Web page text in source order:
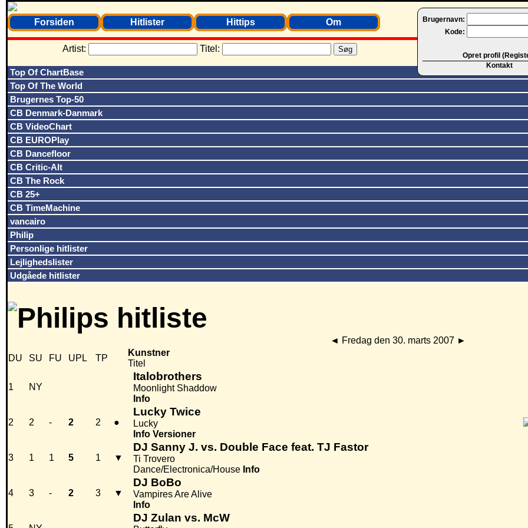
Brugernavn:
Kode:
Opret profil
Kontakt
Forsiden Hitlister Hittips Om
Artist: Titel:
Top Of ChartBase
Top Of The World
Brugernes Top-50
CB Denmark-Danmark
CB VideoChart
CB EUROPlay
CB Dancefloor
CB Critic-Alt
CB The Rock
CB 25+
CB TimeMachine
vancairo
Philip
Personlige hitlister
Lejlighedslister
Udgåede hitlister
◄ Fredag den 30. marts 2007 ►
DU
SU FU UPL TP
Kunstner
Titel
1 NY
Italobrothers
Moonlight Shaddow
Info
2 2 - 2 2 ●
Lucky Twice
Lucky
Info Versioner
3 1 1 5 1 ▼
DJ Sanny J. vs. Double Face feat. TJ Fastor
Ti Trovero
Dance/Electronica/House Info
4 3 - 2 3 ▼
DJ BoBo
Vampires Are Alive
Info
DJ Zulan vs. McW